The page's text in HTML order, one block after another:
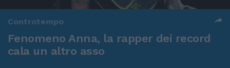
Controtempo
Fenomeno Anna, la rapper dei record
cala un altro asso